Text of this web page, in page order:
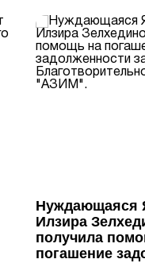
Нуждающаяся
Илзира
получила
погашение